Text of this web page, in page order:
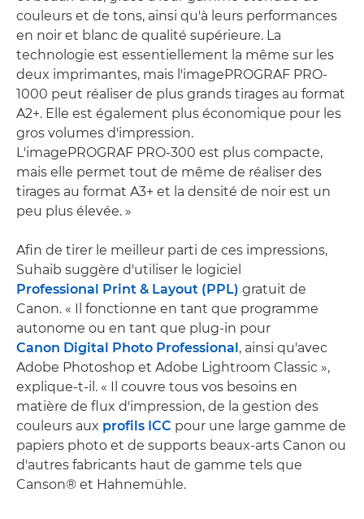
couleurs et de tons, ainsi qu'à leurs performances
en noir et blanc de qualité supérieure. La
technologie est essentiellement la même sur les
deux imprimantes, mais l'imagePROGRAF PRO-
1000 peut réaliser de plus grands tirages au format
A2+. Elle est également plus économique pour les
gros volumes d'impression.
L'imagePROGRAF PRO-300 est plus compacte,
mais elle permet tout de même de réaliser des
tirages au format A3+ et la densité de noir est un
peu plus élevée. »
Afin de tirer le meilleur parti de ces impressions,
Suhaib suggère d'utiliser le logiciel
Professional Print & Layout (PPL) gratuit de
Canon. « Il fonctionne en tant que programme
autonome ou en tant que plug-in pour
Canon Digital Photo Professional , ainsi qu'avec
Adobe Photoshop et Adobe Lightroom Classic »,
explique-t-il. « Il couvre tous vos besoins en
matière de flux d'impression, de la gestion des
couleurs aux profils ICC pour une large gamme de
papiers photo et de supports beaux-arts Canon ou
d'autres fabricants haut de gamme tels que
Canson® et Hahnemühle.